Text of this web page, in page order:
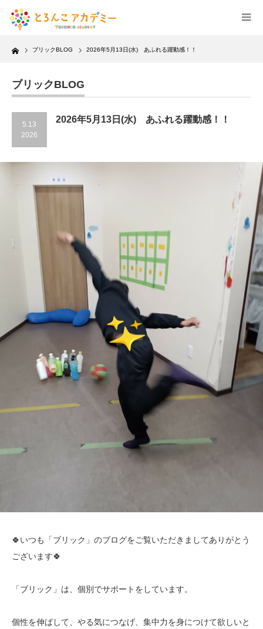
Home ブリックBLOG 2026年5月13日(水) あふれる躍動感！！
ブリックBLOG
5.13
2026
2026年5月13日(水) あふれる躍動感！！
🍀いつも「ブリック」のブログをご覧いただきましてありがとう
ございます🍀
「ブリック」は、個別でサポートをしています。
個性を伸ばして、やる気につなげ、集中力を身につけて欲しいと